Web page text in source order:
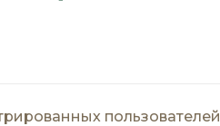
пользователей